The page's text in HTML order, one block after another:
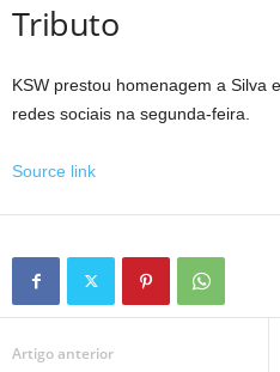
Tributo
KSW prestou homenagem a Silva
redes sociais na segunda-feira.
Source link
Artigo anterior